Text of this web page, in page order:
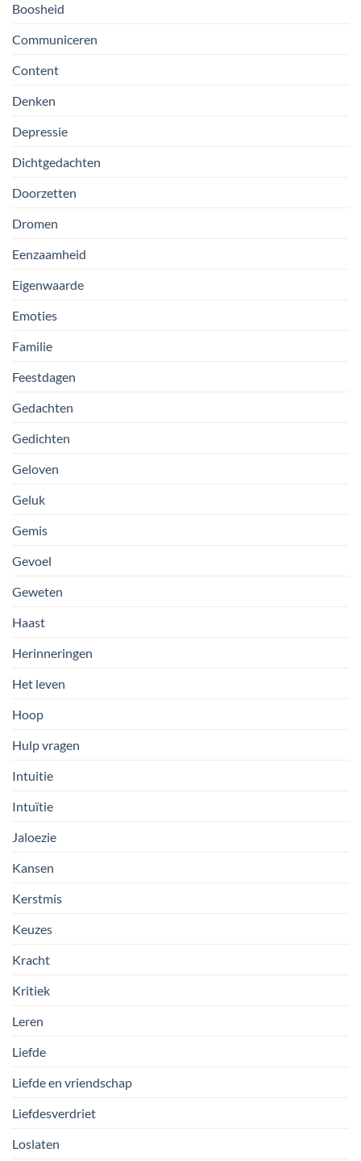
Boosheid
Communiceren
Content
Denken
Depressie
Dichtgedachten
Doorzetten
Dromen
Eenzaamheid
Eigenwaarde
Emoties
Familie
Feestdagen
Gedachten
Gedichten
Geloven
Geluk
Gemis
Gevoel
Geweten
Haast
Herinneringen
Het leven
Hoop
Hulp vragen
Intuitie
Intuïtie
Jaloezie
Kansen
Kerstmis
Keuzes
Kracht
Kritiek
Leren
Liefde
Liefde en vriendschap
Liefdesverdriet
Loslaten